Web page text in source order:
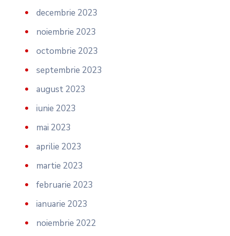
decembrie 2023
noiembrie 2023
octombrie 2023
septembrie 2023
august 2023
iunie 2023
mai 2023
aprilie 2023
martie 2023
februarie 2023
ianuarie 2023
noiembrie 2022